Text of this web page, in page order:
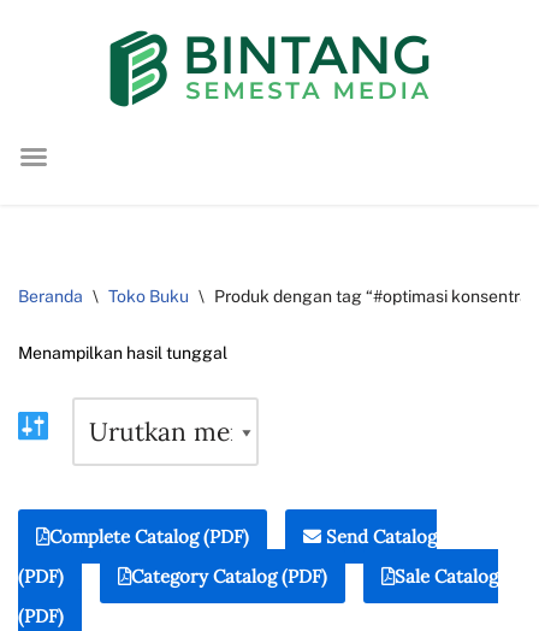
konten
Beranda \ Toko Buku \ Produk dengan tag “#optimasi
Menampilkan hasil tunggal
Complete Catalog (PDF)
Send Catalog
(PDF)
Category Catalog (PDF)
Sale Catalog
(PDF)